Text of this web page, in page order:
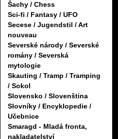
Šachy / Chess
Sci-fi / Fantasy / UFO
Secese / Jugendstil / Art
nouveau
Severské národy / Severské
romány / Severská
mytologie
Skauting / Tramp / Tramping
/ Sokol
Slovensko / Slovenština
Slovníky / Encyklopedie /
Učebnice
Smaragd - Mladá fronta,
nakladatelství